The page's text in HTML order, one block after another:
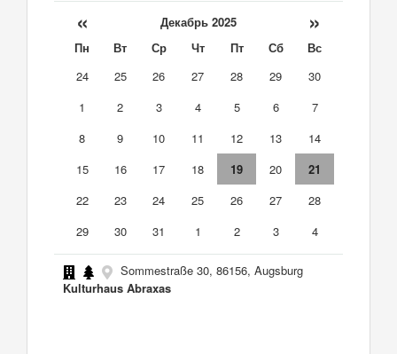
« Декабрь 2025 »
Пн Вт Ср Чт Пт Сб
Вс
24
25 26 27 28 29
30
1
2 3 4 5 6
7
8
9 10 11 12 13
14
15
16 17 18 19 20
21
22
23 24 25 26 27
28
29
30 31 1 2 3 4
Sommestraße 30, 86156, Augsburg
Kulturhaus Abraxas